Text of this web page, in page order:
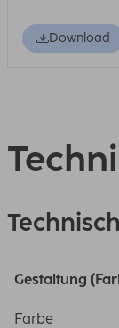
Download
Gestaltung
Farbe